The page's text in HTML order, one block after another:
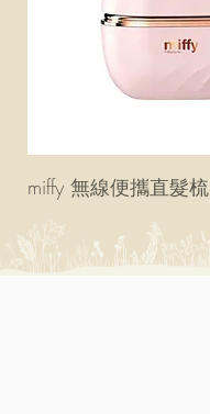
miffy 無線便攜直髮梳